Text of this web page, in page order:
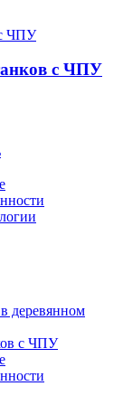
с ЧПУ
деревянном
с ЧПУ